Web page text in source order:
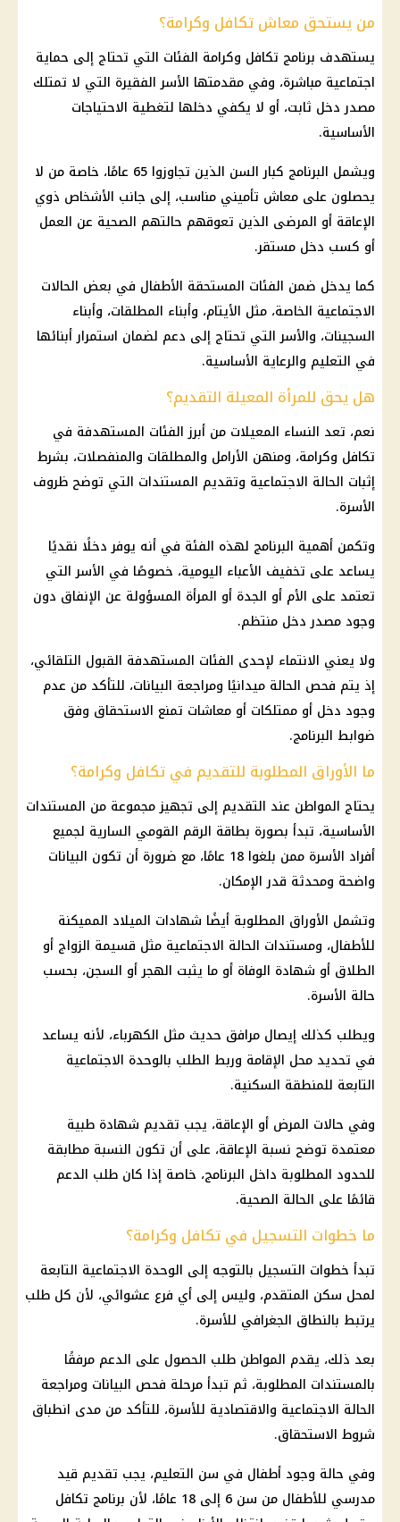
من يستحق معاش تكافل وكرامة؟
يستهدف برنامج تكافل وكرامة الفئات التي تحتاج إلى حماية
اجتماعية مباشرة، وفي مقدمتها الأسر الفقيرة التي لا تمتلك
مصدر دخل ثابت، أو لا يكفي دخلها لتغطية الاحتياجات
الأساسية.
ويشمل البرنامج كبار السن الذين تجاوزوا 65 عامًا، خاصة من لا
يحصلون على معاش تأميني مناسب، إلى جانب الأشخاص ذوي
الإعاقة أو المرضى الذين تعوقهم حالتهم الصحية عن العمل
أو كسب دخل مستقر.
كما يدخل ضمن الفئات المستحقة الأطفال في بعض الحالات
الاجتماعية الخاصة، مثل الأيتام، وأبناء المطلقات، وأبناء
السجينات، والأسر التي تحتاج إلى دعم لضمان استمرار أبنائها
في التعليم والرعاية الأساسية.
هل يحق للمرأة المعيلة التقديم؟
نعم، تعد النساء المعيلات من أبرز الفئات المستهدفة في
تكافل وكرامة، ومنهن الأرامل والمطلقات والمنفصلات، بشرط
إثبات الحالة الاجتماعية وتقديم المستندات التي توضح ظروف
الأسرة.
وتكمن أهمية البرنامج لهذه الفئة في أنه يوفر دخلًا نقديًا
يساعد على تخفيف الأعباء اليومية، خصوصًا في الأسر التي
تعتمد على الأم أو الجدة أو المرأة المسؤولة عن الإنفاق دون
وجود مصدر دخل منتظم.
ولا يعني الانتماء لإحدى الفئات المستهدفة القبول التلقائي،
إذ يتم فحص الحالة ميدانيًا ومراجعة البيانات، للتأكد من عدم
وجود دخل أو ممتلكات أو معاشات تمنع الاستحقاق وفق
ضوابط البرنامج.
ما الأوراق المطلوبة للتقديم في تكافل وكرامة؟
يحتاج المواطن عند التقديم إلى تجهيز مجموعة من المستندات
الأساسية، تبدأ بصورة بطاقة الرقم القومي السارية لجميع
أفراد الأسرة ممن بلغوا 18 عامًا، مع ضرورة أن تكون البيانات
واضحة ومحدثة قدر الإمكان.
وتشمل الأوراق المطلوبة أيضًا شهادات الميلاد المميكنة
للأطفال، ومستندات الحالة الاجتماعية مثل قسيمة الزواج أو
الطلاق أو شهادة الوفاة أو ما يثبت الهجر أو السجن، بحسب
حالة الأسرة.
ويطلب كذلك إيصال مرافق حديث مثل الكهرباء، لأنه يساعد
في تحديد محل الإقامة وربط الطلب بالوحدة الاجتماعية
التابعة للمنطقة السكنية.
وفي حالات المرض أو الإعاقة، يجب تقديم شهادة طبية
معتمدة توضح نسبة الإعاقة، على أن تكون النسبة مطابقة
للحدود المطلوبة داخل البرنامج، خاصة إذا كان طلب الدعم
قائمًا على الحالة الصحية.
ما خطوات التسجيل في تكافل وكرامة؟
تبدأ خطوات التسجيل بالتوجه إلى الوحدة الاجتماعية التابعة
لمحل سكن المتقدم، وليس إلى أي فرع عشوائي، لأن كل طلب
يرتبط بالنطاق الجغرافي للأسرة.
بعد ذلك، يقدم المواطن طلب الحصول على الدعم مرفقًا
بالمستندات المطلوبة، ثم تبدأ مرحلة فحص البيانات ومراجعة
الحالة الاجتماعية والاقتصادية للأسرة، للتأكد من مدى انطباق
شروط الاستحقاق.
وفي حالة وجود أطفال في سن التعليم، يجب تقديم قيد
مدرسي للأطفال من سن 6 إلى 18 عامًا، لأن برنامج تكافل